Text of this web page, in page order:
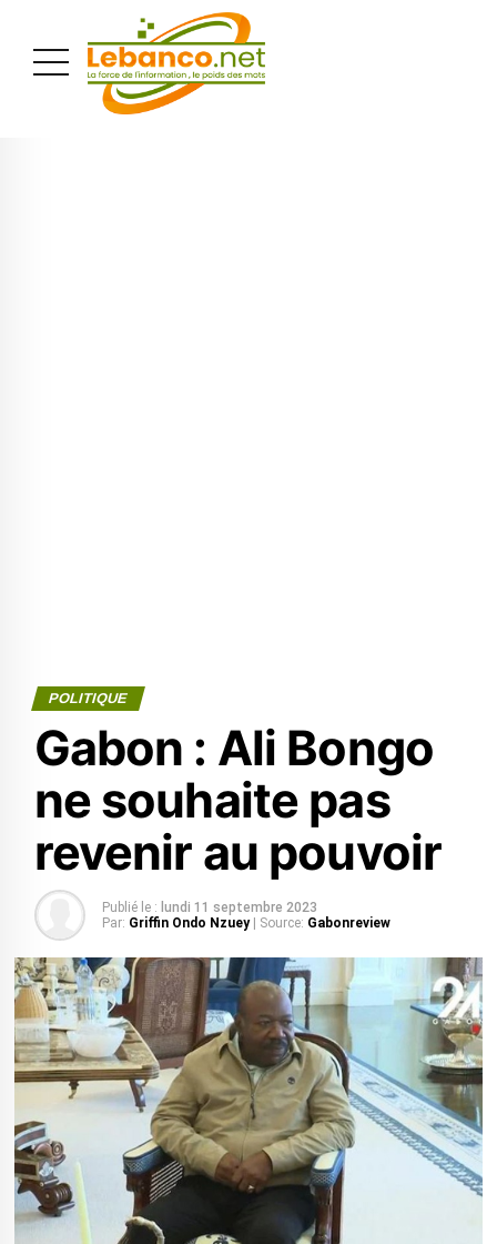
POLITIQUE
Gabon : Ali Bongo
ne souhaite pas
revenir au pouvoir
Publié le : lundi 11 septembre 2023
Par: Griffin Ondo Nzuey | Source: Gabonreview